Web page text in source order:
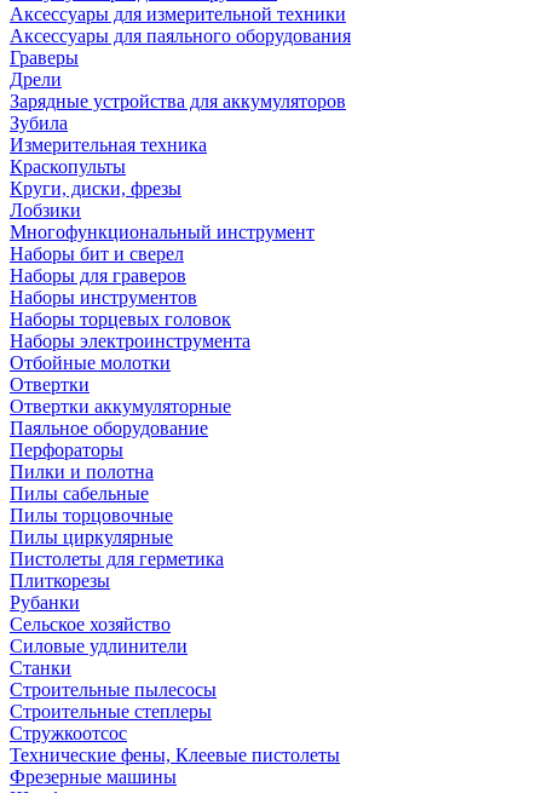
Аксессуары для измерительной техники
Аксессуары для паяльного оборудования
Граверы
Дрели
Зарядные устройства для аккумуляторов
Зубила
Измерительная техника
Краскопульты
Круги, диски, фрезы
Лобзики
Многофункциональный инструмент
Наборы бит и сверел
Наборы для граверов
Наборы инструментов
Наборы торцевых головок
Наборы электроинструмента
Отбойные молотки
Отвертки
Отвертки аккумуляторные
Паяльное оборудование
Перфораторы
Пилки и полотна
Пилы сабельные
Пилы торцовочные
Пилы циркулярные
Пистолеты для герметика
Плиткорезы
Рубанки
Сельское хозяйство
Силовые удлинители
Станки
Строительные пылесосы
Строительные степлеры
Стружкоотсос
Технические фены, Клеевые пистолеты
Фрезерные машины